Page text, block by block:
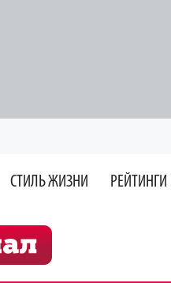
СТИЛЬ ЖИЗНИ РЕЙТИНГИ